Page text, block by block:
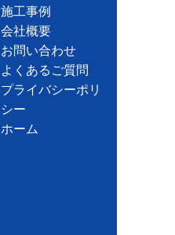
施工事例
会社概要
お問い合わせ
よくあるご質問
プライバシーポリ
シー
ホーム